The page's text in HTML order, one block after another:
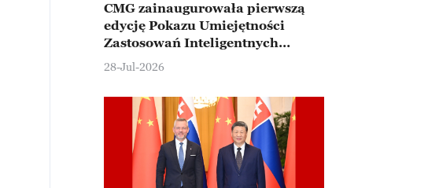
CMG zainaugurowała pierwszą
edycję Pokazu Umiejętności
Zastosowań Inteligentnych
Robotów
28-Jul-2026